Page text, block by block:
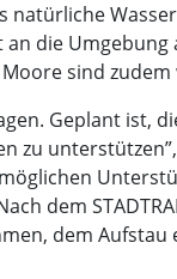
natürliche
die
sind
Geplant ist,
zu
dem
dem Aufstau